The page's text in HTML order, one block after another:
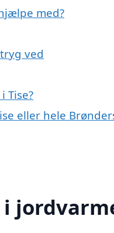
med?
ved
Tise?
eller hele
i